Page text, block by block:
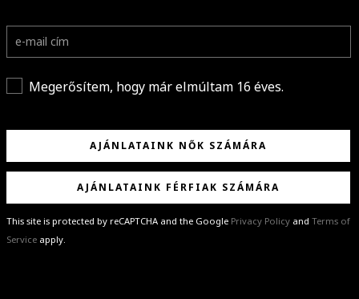
Megerősítem, hogy már elmúltam 16 éves.
AJÁNLATAINK NŐK SZÁMÁRA
AJÁNLATAINK FÉRFIAK SZÁMÁRA
This site is protected by reCAPTCHA and the Google Privacy Policy and Terms of
Service apply.